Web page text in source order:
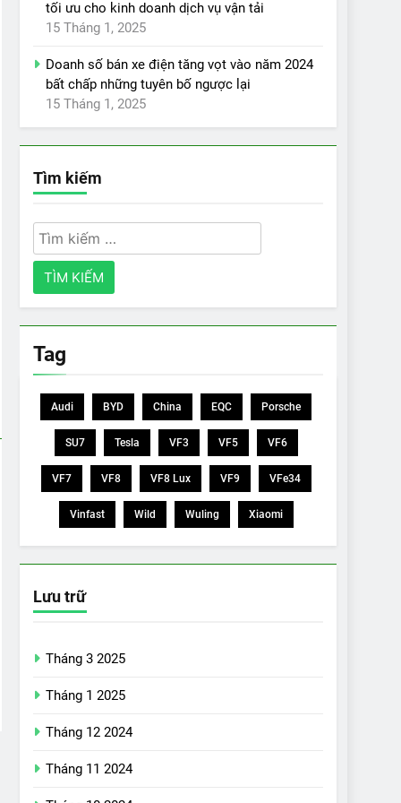
tối ưu cho kinh doanh dịch vụ vận tải
15 Tháng 1, 2025
Doanh số bán xe điện tăng vọt vào năm 2024
bất chấp những tuyên bố ngược lại
15 Tháng 1, 2025
Tìm kiếm
Tìm
kiếm
cho:
Tag
Audi BYD China EQC Porsche
SU7 Tesla VF3 VF5 VF6
VF7 VF8 VF8 Lux VF9 VFe34
Vinfast Wild Wuling Xiaomi
Lưu trữ
Tháng 3 2025
Tháng 1 2025
Tháng 12 2024
Tháng 11 2024